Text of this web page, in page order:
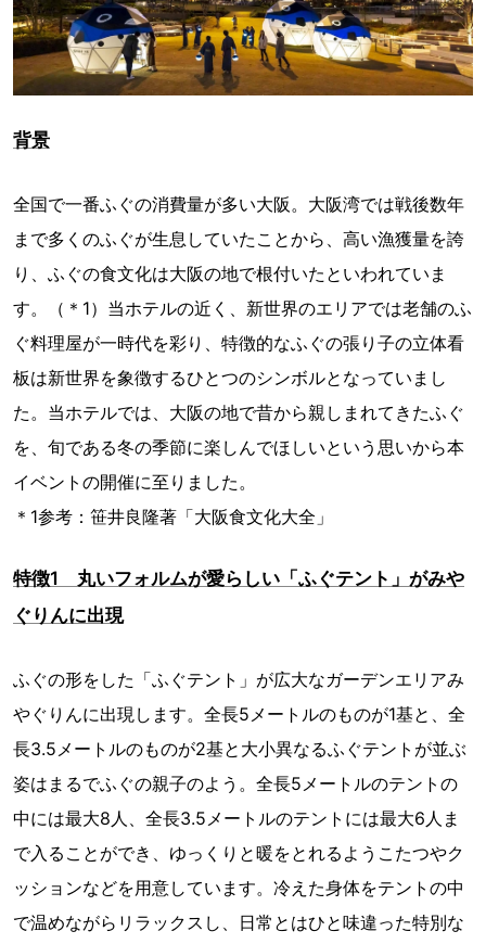
背景
全国で一番ふぐの消費量が多い大阪。大阪湾では戦後数年
まで多くのふぐが生息していたことから、高い漁獲量を誇
り、ふぐの食文化は大阪の地で根付いたといわれていま
す。（＊1）当ホテルの近く、新世界のエリアでは老舗のふ
ぐ料理屋が一時代を彩り、特徴的なふぐの張り子の立体看
板は新世界を象徴するひとつのシンボルとなっていまし
た。当ホテルでは、大阪の地で昔から親しまれてきたふぐ
を、旬である冬の季節に楽しんでほしいという思いから本
イベントの開催に至りました。
＊1参考：笹井良隆著「大阪食文化大全」
特徴1 丸いフォルムが愛らしい「ふぐテント」がみや
ぐりんに出現
ふぐの形をした「ふぐテント」が広大なガーデンエリアみ
やぐりんに出現します。全長5メートルのものが1基と、全
長3.5メートルのものが2基と大小異なるふぐテントが並ぶ
姿はまるでふぐの親子のよう。全長5メートルのテントの
中には最大8人、全長3.5メートルのテントには最大6人ま
で入ることができ、ゆっくりと暖をとれるようこたつやク
ッションなどを用意しています。冷えた身体をテントの中
で温めながらリラックスし、日常とはひと味違った特別な